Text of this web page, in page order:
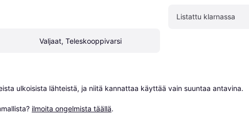
Valjaat, Teleskooppivarsi
Listattu klarnassa
ulkoisista lähteistä, ja niitä kannattaa käyttää vain suuntaa antavina.
ilmoita ongelmista täällä.